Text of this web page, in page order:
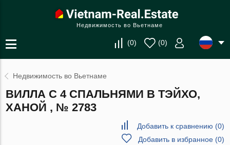
Недвижимость во Вьетнаме
(0) (0)
Недвижимость во Вьетнаме
ВИЛЛА С 4 СПАЛЬНЯМИ В ТЭЙХО,
ХАНОЙ , № 2783
Добавить к сравнению (0)
Добавить в избранное(0)